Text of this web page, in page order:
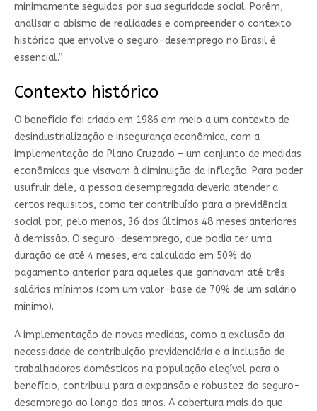
minimamente seguidos por sua seguridade social. Porém,
analisar o abismo de realidades e compreender o contexto
histórico que envolve o seguro-desemprego no Brasil é
essencial.”
Contexto histórico
O benefício foi criado em 1986 em meio a um contexto de
desindustrialização e insegurança econômica, com a
implementação do Plano Cruzado – um conjunto de medidas
econômicas que visavam à diminuição da inflação. Para poder
usufruir dele, a pessoa desempregada deveria atender a
certos requisitos, como ter contribuído para a previdência
social por, pelo menos, 36 dos últimos 48 meses anteriores
à demissão. O seguro-desemprego, que podia ter uma
duração de até 4 meses, era calculado em 50% do
pagamento anterior para aqueles que ganhavam até três
salários mínimos (com um valor-base de 70% de um salário
mínimo).
A implementação de novas medidas, como a exclusão da
necessidade de contribuição previdenciária e a inclusão de
trabalhadores domésticos na população elegível para o
benefício, contribuiu para a expansão e robustez do seguro-
desemprego ao longo dos anos. A cobertura mais do que